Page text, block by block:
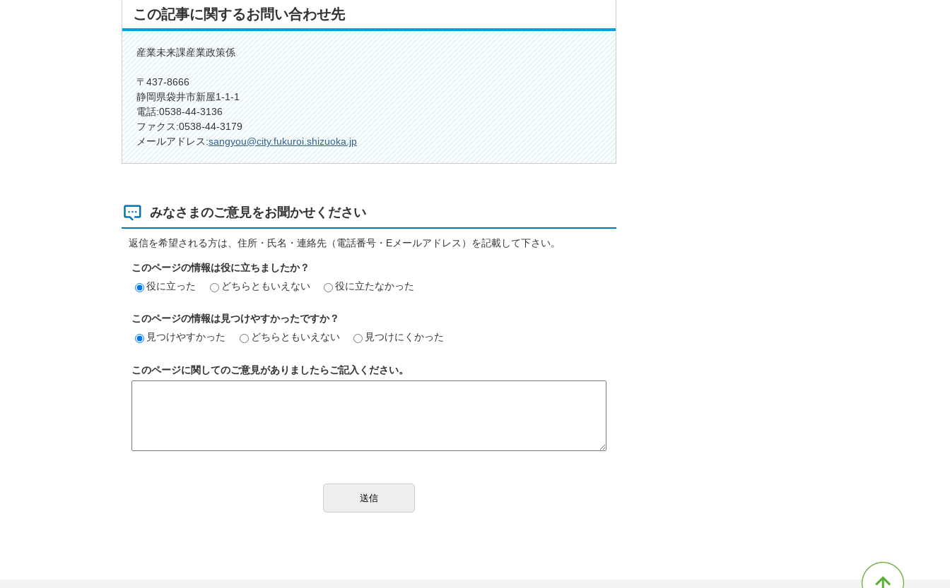
この記事に関するお問い合わせ先
産業未来課産業政策係
〒437-8666
静岡県袋井市新屋1-1-1
電話:0538-44-3136
ファクス:0538-44-3179
メールアドレス:sangyou@city.fukuroi.shizuoka.jp
みなさまのご意見をお聞かせください
返信を希望される方は、住所・氏名・連絡先（電話番号・Eメールアドレス）を記載して下さい。
このページの情報は役に立ちましたか？
役に立った
どちらともいえない 役に立たなかった
このページの情報は見つけやすかったですか？
見つけやすかった
どちらともいえない 見つけにくかった
このページに関してのご意見がありましたらご記入ください。